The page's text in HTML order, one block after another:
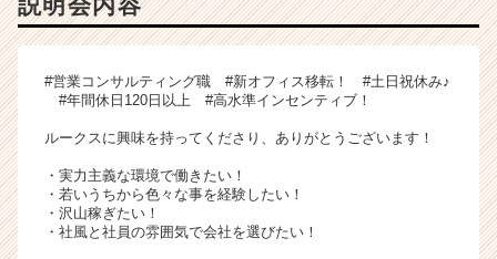
イ
ト
チ
キ
ャ
リ
#営業コンサルティング職 #新オフィス移転！ #土日祝休み♪
#年間休日120日以上 #高水準インセンティブ！
ルークスに興味を持ってくださり、ありがとうございます！
・実力主義な環境で働きたい！
・若いうちから色々な事を経験したい！
・沢山稼ぎたい！
・社風と社員の雰囲気で会社を選びたい！